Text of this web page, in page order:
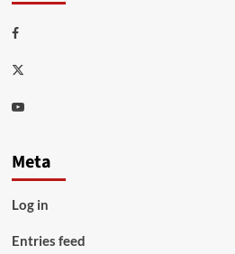
Facebook
Twitter
Youtube
Meta
Log in
Entries feed